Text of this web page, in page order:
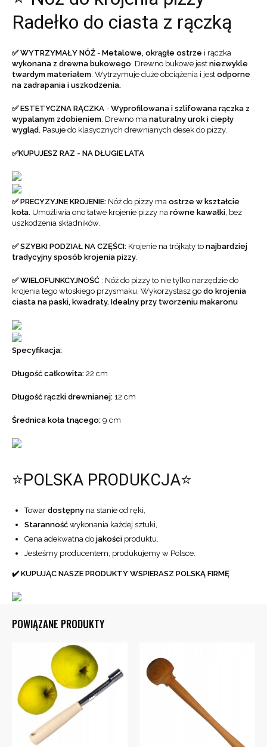
Radełko do ciasta z rączką
✅ WYTRZYMAŁY NÓŻ - Metalowe, okrągłe ostrze i rączka
wykonana z drewna bukowego. Drewno bukowe jest niezwykle
twardym materiałem. Wytrzymuje duże obciążenia i jest odporne
na zadrapania i uszkodzenia.
✅ ESTETYCZNA RĄCZKA - Wyprofilowana i szlifowana rączka z
wypalanym zdobieniem. Drewno ma naturalny urok i ciepły
wygląd. Pasuje do klasycznych drewnianych desek do pizzy.
✅KUPUJESZ RAZ - NA DŁUGIE LATA
✅ PRECYZYJNE KROJENIE: Nóż do pizzy ma ostrze w kształcie
koła. Umożliwia ono łatwe krojenie pizzy na równe kawałki, bez
uszkodzenia składników.
✅ SZYBKI PODZIAŁ NA CZĘŚCI: Krojenie na trójkąty to najbardziej
tradycyjny sposób krojenia pizzy.
✅ WIELOFUNKCYJNOŚĆ : Nóż do pizzy to nie tylko narzędzie do
krojenia tego włoskiego przysmaku. Wykorzystasz go do krojenia
ciasta na paski, kwadraty. Idealny przy tworzeniu makaronu
Specyfikacja:
Długość całkowita: 22 cm
Długość rączki drewnianej: 12 cm
Średnica koła tnącego: 9 cm
⭐POLSKA PRODUKCJA⭐
Towar dostępny na stanie od ręki,
Staranność wykonania każdej sztuki,
Cena adekwatna do jakości produktu.
Jesteśmy producentem, produkujemy w Polsce.
✔️ KUPUJĄC NASZE PRODUKTY WSPIERASZ POLSKĄ FIRMĘ
POWIĄZANE PRODUKTY